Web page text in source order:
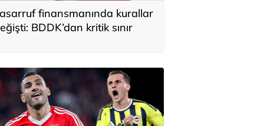
finansmanında kurallar
BDDK’dan kritik sınır